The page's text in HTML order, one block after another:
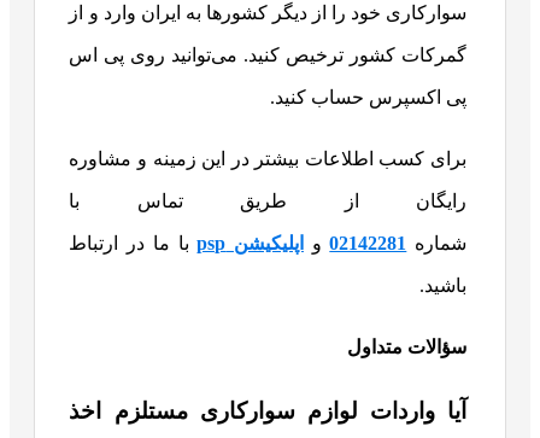
سوارکاری خود را از دیگر کشورها به ایران وارد و از
گمرکات کشور ترخیص کنید. می‌توانید روی پی اس
پی اکسپرس حساب کنید.
برای کسب اطلاعات بیشتر در این زمینه و مشاوره
رایگان از طریق تماس با
شماره 02142281و اپلیکیشن با ما در ارتباط
باشید.
سؤالات متداول
آیا واردات لوازم سوارکاری مستلزم اخذ